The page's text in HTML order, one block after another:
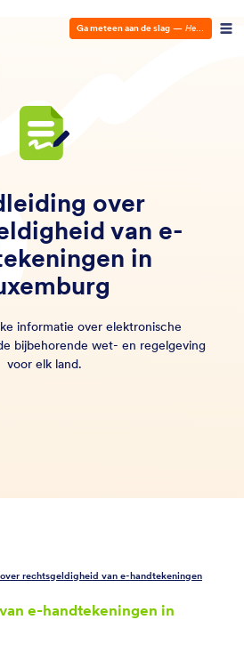
Ga meteen aan de slag — Het is gratis!
over
van e-
in
informatie over elektronische
bijbehorende wet- en regelgeving
voor elk land.
rechtsgeldigheid van e-handtekeningen
e-handtekeningen in